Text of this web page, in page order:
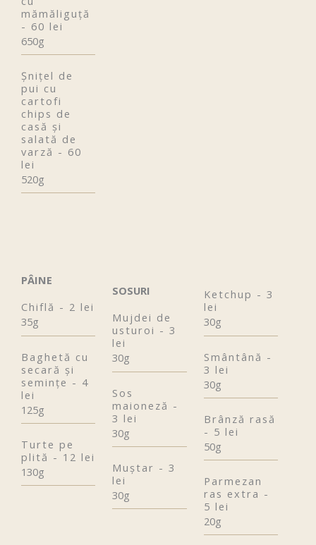
mămăliguţă
- 60 lei
650g
Șnițel de
pui cu
cartofi
chips de
casă și
salată de
varză - 60
lei
520g
PÂINE
Chiflă - 2 lei
35g
Baghetă cu
secară și
semințe - 4
lei
125g
Turte pe
plită - 12 lei
130g
SOSURI
Mujdei de
usturoi - 3
lei
30g
Sos
maioneză -
3 lei
30g
Muştar - 3
lei
30g
Ketchup - 3
lei
30g
Smântână -
3 lei
30g
Brânză rasă
- 5 lei
50g
Parmezan
ras extra -
5 lei
20g